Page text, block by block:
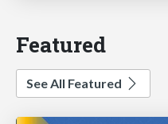
Featured
See All Featured